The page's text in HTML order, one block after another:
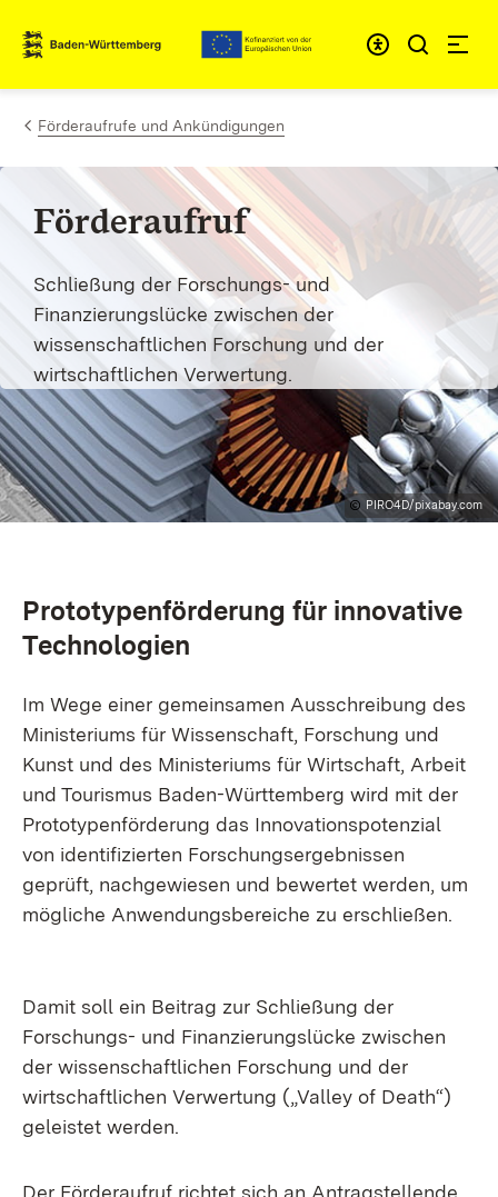
Zum Inhalt springen
Link zur Startseite
Förderaufrufe und Ankündigungen
Förderaufruf
Schließung der Forschungs- und
Finanzierungslücke zwischen der
wissenschaftlichen Forschung und der
wirtschaftlichen Verwertung.
PIRO4D/pixabay.com
Prototypenförderung für innovative
Technologien
Im Wege einer gemeinsamen Ausschreibung des
Ministeriums für Wissenschaft, Forschung und
Kunst und des Ministeriums für Wirtschaft, Arbeit
und Tourismus Baden-Württemberg wird mit der
Prototypenförderung das Innovationspotenzial
von identifizierten Forschungsergebnissen
geprüft, nachgewiesen und bewertet werden, um
mögliche Anwendungsbereiche zu erschließen.
Damit soll ein Beitrag zur Schließung der
Forschungs- und Finanzierungslücke zwischen
der wissenschaftlichen Forschung und der
wirtschaftlichen Verwertung („Valley of Death“)
geleistet werden.
Der Förderaufruf richtet sich an Antragstellende